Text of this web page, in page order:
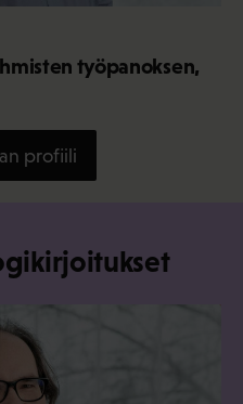
työpanoksen,
profiili